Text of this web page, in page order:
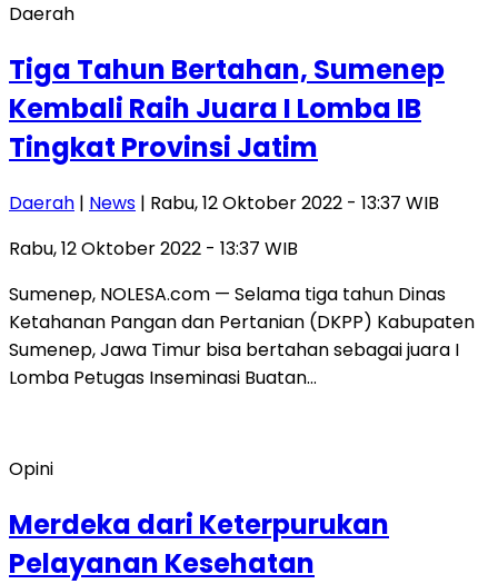
Daerah
Tiga Tahun Bertahan, Sumenep
Kembali Raih Juara I Lomba IB
Tingkat Provinsi Jatim
Daerah | News | Rabu, 12 Oktober 2022 - 13:37 WIB
Rabu, 12 Oktober 2022 - 13:37 WIB
Sumenep, NOLESA.com — Selama tiga tahun Dinas
Ketahanan Pangan dan Pertanian (DKPP) Kabupaten
Sumenep, Jawa Timur bisa bertahan sebagai juara I
Lomba Petugas Inseminasi Buatan…
Opini
Merdeka dari Keterpurukan
Pelayanan Kesehatan